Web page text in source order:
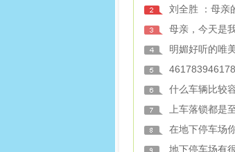
刘全胜 ：母亲
母亲，今天是
明媚好听的唯
什么车辆比较
上车落锁都是
在地下停车场
地下停车场有